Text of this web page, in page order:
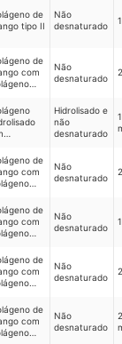
de
tipo II
Não
desnaturado
de
com
Não
desnaturado
de
com
II
Hidrolisado e
não
desnaturado
de
com
Não
desnaturado
de
com
Não
desnaturado
de
com
Não
desnaturado
de
com
Não
desnaturado